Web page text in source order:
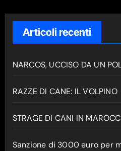
Articoli recenti
NARCOS, UCCISO DA UN
RAZZE DI CANE: IL VOLPINO
STRAGE DI CANI IN
Sanzione di 3000 euro per